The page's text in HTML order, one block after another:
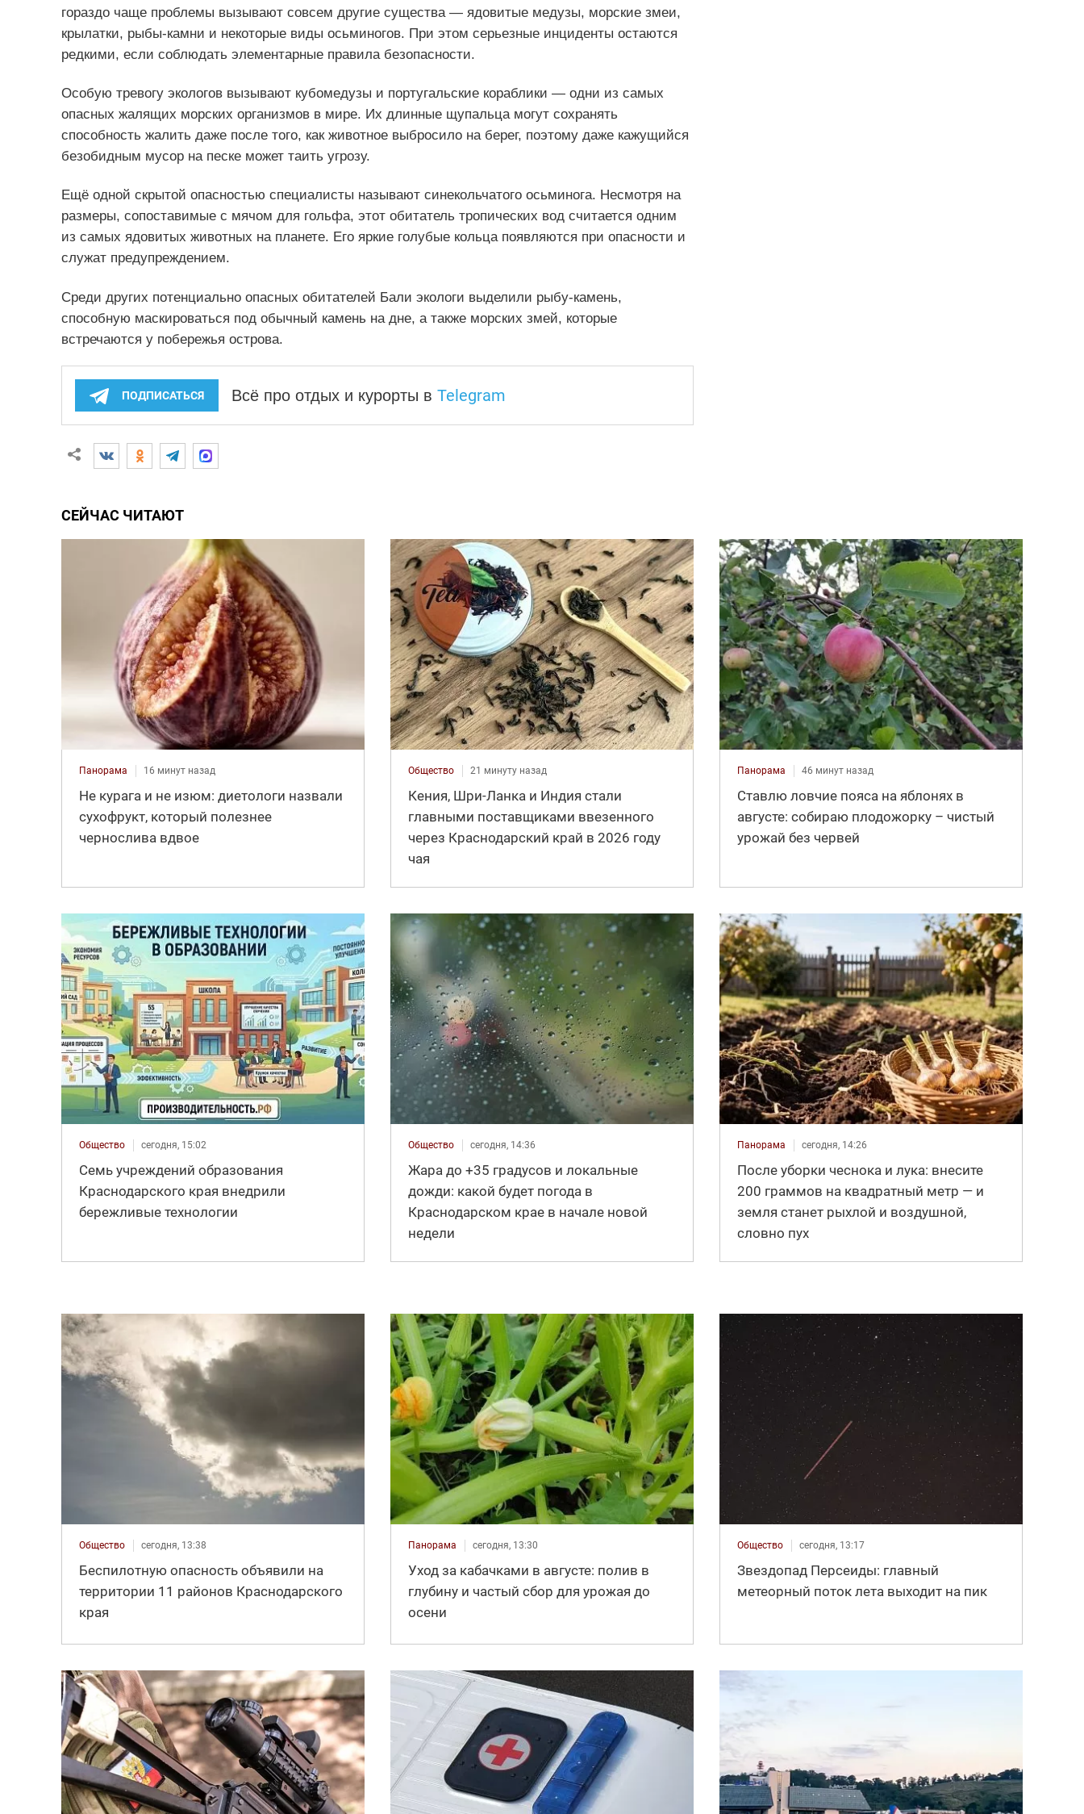
гораздо чаще проблемы вызывают совсем другие существа — ядовитые медузы, морские змеи,
крылатки, рыбы-камни и некоторые виды осьминогов. При этом серьезные инциденты остаются
редкими, если соблюдать элементарные правила безопасности.
Особую тревогу экологов вызывают кубомедузы и португальские кораблики — одни из самых
опасных жалящих морских организмов в мире. Их длинные щупальца могут сохранять
способность жалить даже после того, как животное выбросило на берег, поэтому даже кажущийся
безобидным мусор на песке может таить угрозу.
Ещё одной скрытой опасностью специалисты называют синекольчатого осьминога. Несмотря на
размеры, сопоставимые с мячом для гольфа, этот обитатель тропических вод считается одним
из самых ядовитых животных на планете. Его яркие голубые кольца появляются при опасности и
служат предупреждением.
Среди других потенциально опасных обитателей Бали экологи выделили рыбу-камень,
способную маскироваться под обычный камень на дне, а также морских змей, которые
встречаются у побережья острова.
ПОДПИСАТЬСЯ Всё про отдых и курорты в Telegram
СЕЙЧАС ЧИТАЮТ
Панорама 16 минут назад
Не курага и не изюм: диетологи назвали
сухофрукт, который полезнее
чернослива вдвое
Общество 21 минуту назад
Кения, Шри-Ланка и Индия стали
главными поставщиками ввезенного
через Краснодарский край в 2026 году
чая
Панорама 46 минут назад
Ставлю ловчие пояса на яблонях в
августе: собираю плодожорку – чистый
урожай без червей
Общество сегодня, 15:02
Семь учреждений образования
Краснодарского края внедрили
бережливые технологии
Общество сегодня, 14:36
Жара до +35 градусов и локальные
дожди: какой будет погода в
Краснодарском крае в начале новой
недели
Панорама сегодня, 14:26
После уборки чеснока и лука: внесите
200 граммов на квадратный метр — и
земля станет рыхлой и воздушной,
словно пух
Общество сегодня, 13:38
Беспилотную опасность объявили на
территории 11 районов Краснодарского
края
Панорама сегодня, 13:30
Уход за кабачками в августе: полив в
глубину и частый сбор для урожая до
осени
Общество сегодня, 13:17
Звездопад Персеиды: главный
метеорный поток лета выходит на пик